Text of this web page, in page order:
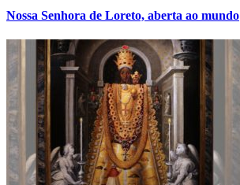
Nossa Senhora de Loreto, aberta ao mundo